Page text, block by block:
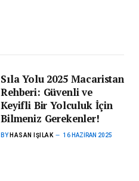
Sıla Yolu 2025 Macaristan
Rehberi: Güvenli ve
Keyifli Bir Yolculuk İçin
Bilmeniz Gerekenler!
BY HASAN IŞILAK 16 HAZIRAN 2025